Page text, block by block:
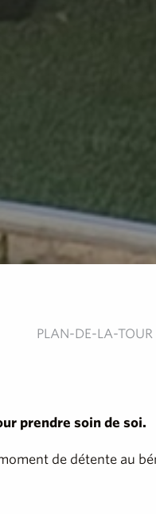
PLAN-DE-LA-TOUR
prendre soin de soi.
de détente au